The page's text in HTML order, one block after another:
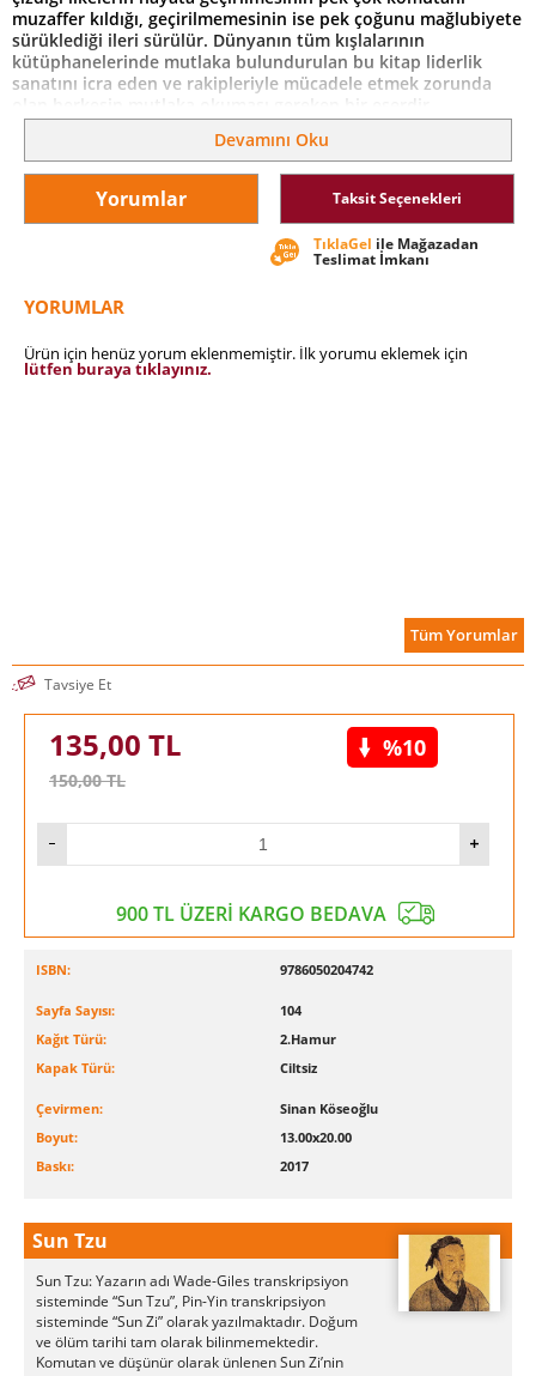
muzaffer kıldığı, geçirilmemesinin ise pek çoğunu mağlubiyete
sürüklediği ileri sürülür. Dünyanın tüm kışlalarının
kütüphanelerinde mutlaka bulundurulan bu kitap liderlik
sanatını icra eden ve rakipleriyle mücadele etmek zorunda
olan herkesin mutlaka okuması gereken bir eserdir.
Devamını Oku
Yorumlar Taksit Seçenekleri
TıklaGel ile Mağazadan
Teslimat İmkanı
YORUMLAR
Ürün için henüz yorum eklenmemiştir. İlk yorumu eklemek için
lütfen buraya tıklayınız.
Tüm Yorumlar
Tavsiye Et
135,00 TL
150,00TL
%10
900 TL ÜZERİ KARGO BEDAVA
ISBN: 9786050204742
Sayfa Sayısı:
104
Kağıt Türü:
2.Hamur
Kapak Türü:
Ciltsiz
Çevirmen:
Sinan Köseoğlu
Boyut:
13.00x20.00
Baskı:
2017
Sun Tzu
Sun Tzu: Yazarın adı Wade-Giles transkripsiyon
sisteminde “Sun Tzu”, Pin-Yin transkripsiyon
sisteminde “Sun Zi” olarak yazılmaktadır. Doğum
ve ölüm tarihi tam olarak bilinmemektedir.
Komutan ve düşünür olarak ünlenen Sun Zi’nin